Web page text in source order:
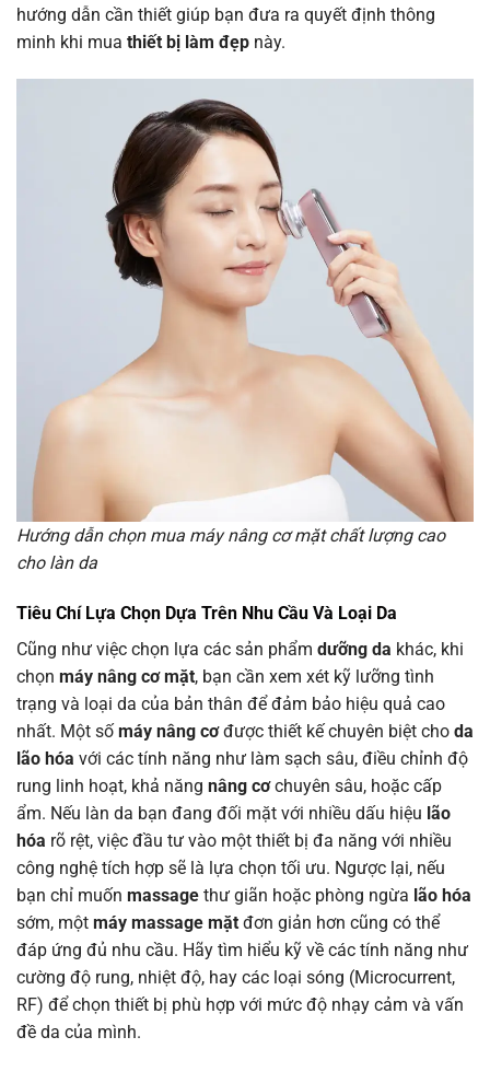
hướng dẫn cần thiết giúp bạn đưa ra quyết định thông
minh khi mua thiết bị làm đẹp này.
Hướng dẫn chọn mua máy nâng cơ mặt chất lượng cao
cho làn da
Tiêu Chí Lựa Chọn Dựa Trên Nhu Cầu Và Loại Da
Cũng như việc chọn lựa các sản phẩm dưỡng da khác, khi
chọn máy nâng cơ mặt, bạn cần xem xét kỹ lưỡng tình
trạng và loại da của bản thân để đảm bảo hiệu quả cao
nhất. Một sốmáy nâng cơđược thiết kế chuyên biệt cho da
lão hóa với các tính năng như làm sạch sâu, điều chỉnh độ
rung linh hoạt, khả năng nâng cơchuyên sâu, hoặc cấp
ẩm. Nếu làn da bạn đang đối mặt với nhiều dấu hiệu lão
hóa rõ rệt, việc đầu tư vào một thiết bị đa năng với nhiều
công nghệ tích hợp sẽ là lựa chọn tối ưu. Ngược lại, nếu
bạn chỉ muốn massage thư giãn hoặc phòng ngừa lão hóa
sớm, một máy massage mặt đơn giản hơn cũng có thể
đáp ứng đủ nhu cầu. Hãy tìm hiểu kỹ về các tính năng như
cường độ rung, nhiệt độ, hay các loại sóng (Microcurrent,
RF) để chọn thiết bị phù hợp với mức độ nhạy cảm và vấn
đề da của mình.